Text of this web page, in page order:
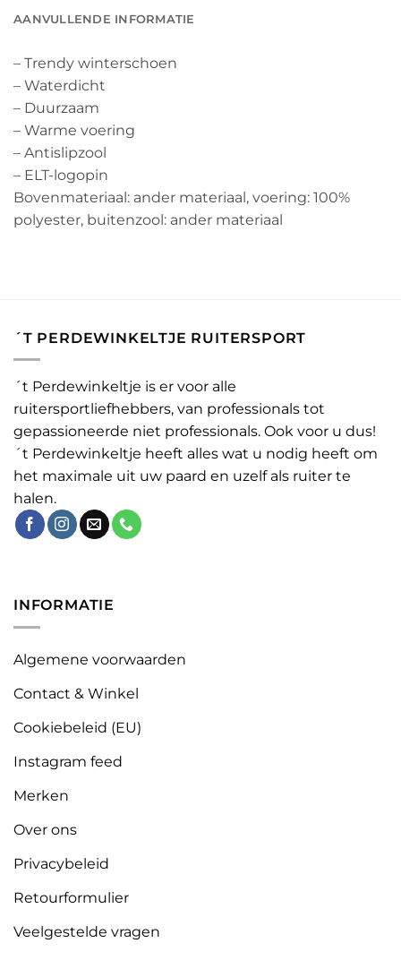
AANVULLENDE INFORMATIE
– Trendy winterschoen
– Waterdicht
– Duurzaam
– Warme voering
– Antislipzool
– ELT-logopin
Bovenmateriaal: ander materiaal, voering: 100%
polyester, buitenzool: ander materiaal
´T PERDEWINKELTJE RUITERSPORT
´t Perdewinkeltje is er voor alle
ruitersportliefhebbers, van professionals tot
gepassioneerde niet professionals. Ook voor u dus!
´t Perdewinkeltje heeft alles wat u nodig heeft om
het maximale uit uw paard en uzelf als ruiter te
halen.
INFORMATIE
Algemene voorwaarden
Contact & Winkel
Cookiebeleid (EU)
Instagram feed
Merken
Over ons
Privacybeleid
Retourformulier
Veelgestelde vragen